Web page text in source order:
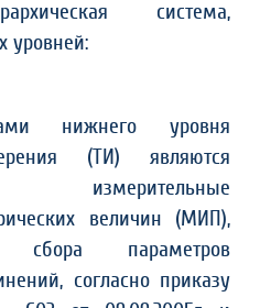
система,
уровней:
нижнего уровня
(ТИ) являются
измерительные
величин (МИП),
параметров
согласно приказу